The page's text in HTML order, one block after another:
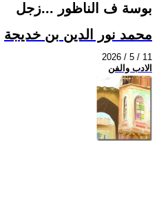
بوسة ف الناظور ...زجل
محمد نور الدين بن خديجة
2026 / 5 / 11
الادب والفن